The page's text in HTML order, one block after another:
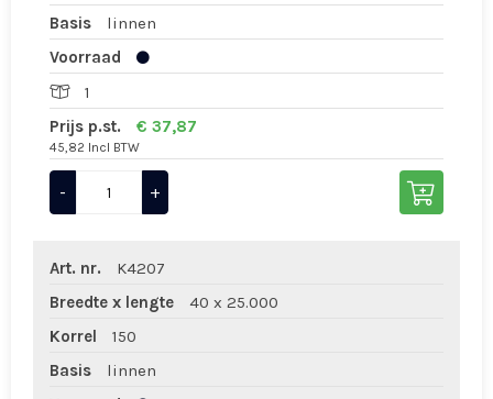
Basis
linnen
Voorraad
1
Prijs p.st.
€ 37,87
45,82 Incl BTW
- +
Art. nr.
K4207
Breedte x lengte
40 x 25.000
Korrel
150
Basis
linnen